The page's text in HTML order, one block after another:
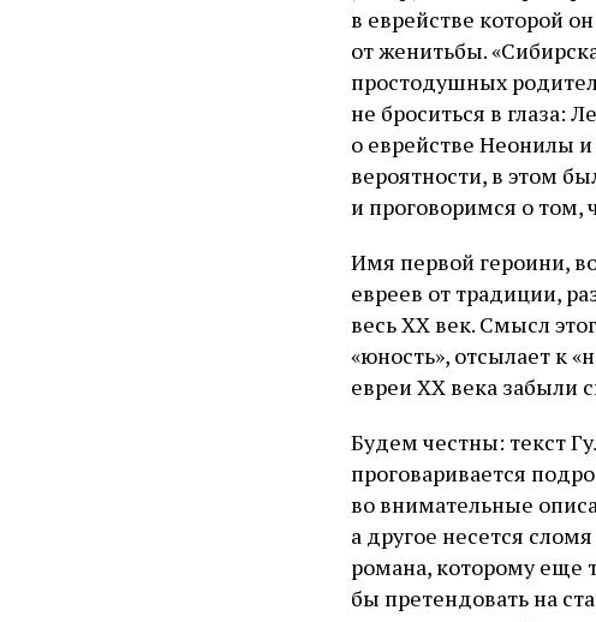
в еврействе которой
от женитьбы.
простодушных
не броситься в глаза:
о еврействе Неонилы
вероятности, в этом
и проговоримся о том,
Имя первой героини,
евреев от традиции,
весь XX век. Смысл
«юность», отсылает к
евреи XX века забыли
Будем честны: текст
проговаривается
во внимательные
а другое несется
романа, которому еще
бы претендовать на